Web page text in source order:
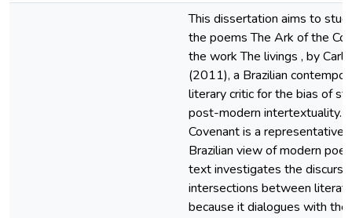
This dissertation aims to
the poems The Ark of the
the work The livings , by
(2011), a Brazilian
literary critic for the bias of
post-modern intertextuality.
Covenant is a representative
Brazilian view of modern
text investigates the
intersections between
because it dialogues with